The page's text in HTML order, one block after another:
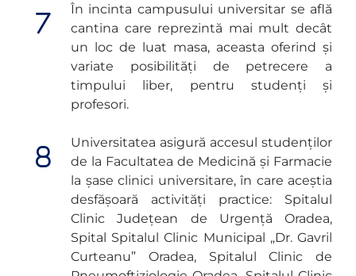
În incinta campusului universitar se află
cantina care reprezintă mai mult decât
un loc de luat masa, aceasta oferind și
variate posibilități de petrecere a
timpului liber, pentru studenți și
profesori.
Universitatea asigură accesul studenților
de la Facultatea de Medicină și Farmacie
la șase clinici universitare, în care aceștia
desfășoară activități practice: Spitalul
Clinic Județean de Urgență Oradea,
Spital Spitalul Clinic Municipal „Dr. Gavril
Curteanu” Oradea, Spitalul Clinic de